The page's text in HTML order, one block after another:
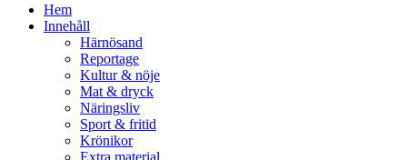
Hem
Innehåll
Härnösand
Reportage
Kultur & nöje
Mat & dryck
Näringsliv
Sport & fritid
Krönikor
Extra material